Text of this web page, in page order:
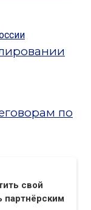
по
свой
партнёрским